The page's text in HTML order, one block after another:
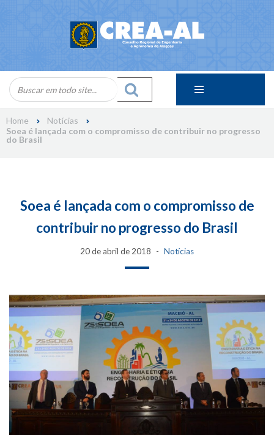
Home
Notícias
Soea é lançada com o compromisso de contribuir no progresso
do Brasil
Soea é lançada com o compromisso de
contribuir no progresso do Brasil
20 de abril de 2018 Notícias